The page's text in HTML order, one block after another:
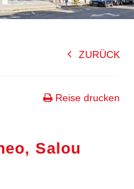
ZURÜCK
Reise drucken
Salou